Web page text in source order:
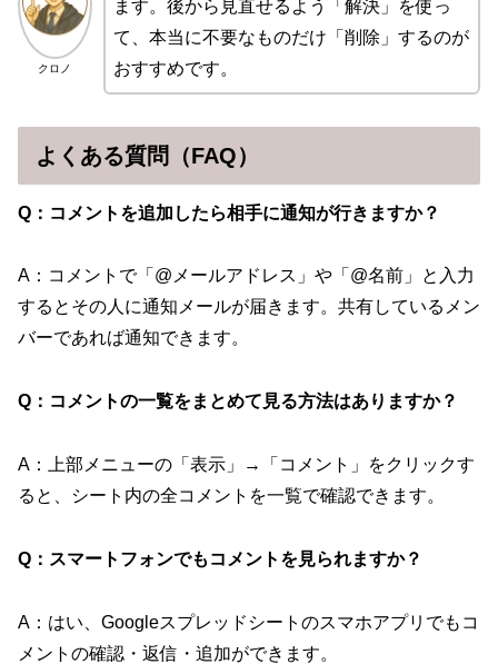
クロノ
ます。後から見直せるよう「解決」を使っ
て、本当に不要なものだけ「削除」するのが
おすすめです。
よくある質問（FAQ）
Q：コメントを追加したら相手に通知が行きますか？
A：コメントで「@メールアドレス」や「@名前」と入力
するとその人に通知メールが届きます。共有しているメン
バーであれば通知できます。
Q：コメントの一覧をまとめて見る方法はありますか？
A：上部メニューの「表示」→「コメント」をクリックす
ると、シート内の全コメントを一覧で確認できます。
Q：スマートフォンでもコメントを見られますか？
A：はい、Googleスプレッドシートのスマホアプリでもコ
メントの確認・返信・追加ができます。